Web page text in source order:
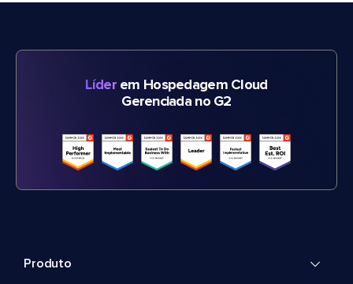
Líderem Hospedagem Cloud
Gerenciada no G2
Produto